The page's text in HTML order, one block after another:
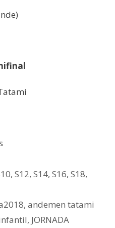
,S12,S14,S16,S18,
,andemen tatami
, JORNADA